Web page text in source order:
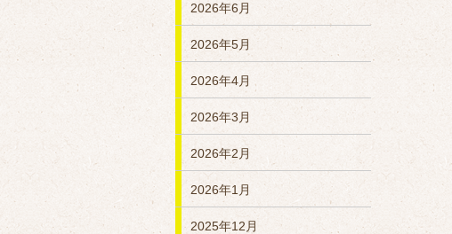
2026年6月
2026年5月
2026年4月
2026年3月
2026年2月
2026年1月
2025年12月